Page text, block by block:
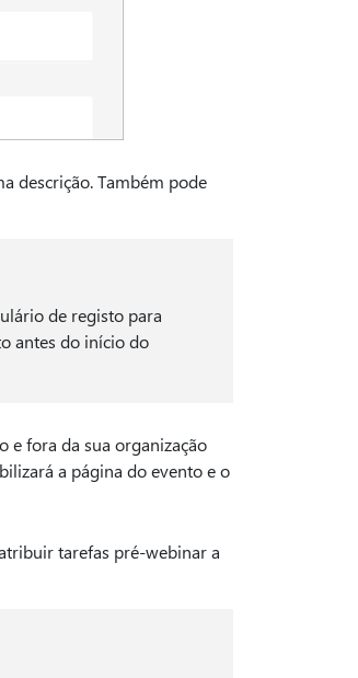
descrição. Também pode
de registo para
antes do início do
e fora da sua organização
a página do evento e o
tarefas pré-webinar a